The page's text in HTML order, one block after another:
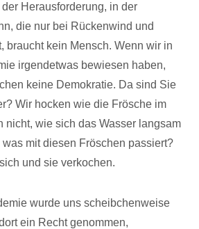
Herausforderung, in der
die nur bei Rückenwind und
braucht kein Mensch. Wenn wir in
irgendetwas bewiesen haben,
keine Demokratie. Da sind Sie
Wir hocken wie die Frösche im
nicht, wie sich das Wasser langsam
mit diesen Fröschen passiert?
und sie verkochen.
wurde uns scheibchenweise
ein Recht genommen,